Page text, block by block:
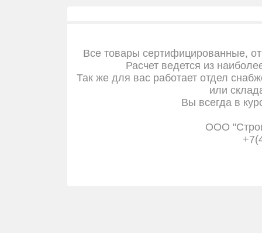
Все товары сертифицированные,
Расчет ведется из
Так же для вас работает отдел
или
Вы всегда в
ООО